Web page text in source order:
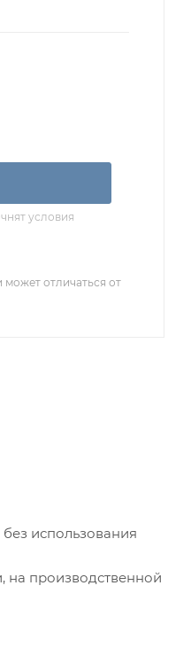
условия
может отличаться от
использования
на производственной